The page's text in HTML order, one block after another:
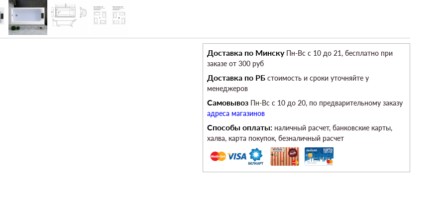
Доставка по МинскуПн-Вс c 10 до 21, бесплатно при
заказе от 300 руб
Доставка по РБ стоимость и сроки уточняйте у
менеджеров
Самовывоз Пн-Вс c 10 до 20, по предварительному заказу
адреса магазинов
Способы оплаты: наличный расчет, банковские карты,
халва, карта покупок, безналичный расчет